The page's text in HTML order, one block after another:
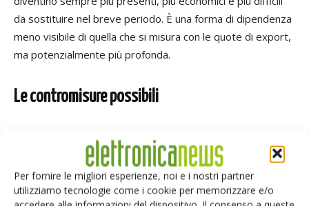
Per fornire le migliori esperienze, noi e i nostri partner
utilizziamo tecnologie come i cookie per memorizzare e/o
da sostituire nel breve periodo. È una forma di dipendenza
meno visibile di quella che si misura con le quote di export,
ma potenzialmente più profonda.
Le contromisure possibili
. Lo strumento anti-coercizione approvato nel
2023 darebbe alla Commissione la possibilità di usare dazi
mirati, esclusioni dagli appalti pubblici e misure sulla